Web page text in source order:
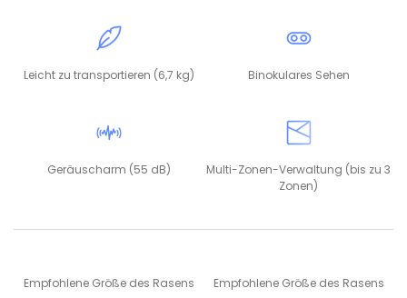
Leicht zu transportieren (6,7 kg)
Geräuscharm (55 dB)
Binokulares Sehen
Multi-Zonen-Verwaltung (bis zu 3
Zonen)
Empfohlene Größe des Rasens
Empfohlene Größe des Rasens